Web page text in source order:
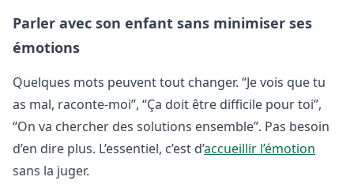
Parler avec son enfant sans minimiser ses
émotions
Quelques mots peuvent tout changer. “Je vois que tu
as mal, raconte-moi”, “Ça doit être difficile pour toi”,
“On va chercher des solutions ensemble”. Pas besoin
d’en dire plus. L’essentiel, c’est d’accueillir l’émotion
sans la juger.